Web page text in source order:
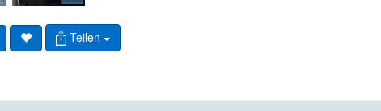
Teilen